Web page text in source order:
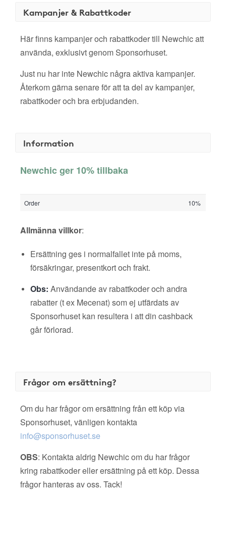
Kampanjer & Rabattkoder
Här finns kampanjer och rabattkoder till Newchic att
använda, exklusivt genom Sponsorhuset.
Just nu har inte Newchic några aktiva kampanjer.
Återkom gärna senare för att ta del av kampanjer,
rabattkoder och bra erbjudanden.
Information
Newchic ger 10% tillbaka
Order 10%
Allmänna villkor:
Ersättning ges i normalfallet inte på moms,
försäkringar, presentkort och frakt.
Obs: Användande av rabattkoder och andra
rabatter (t ex Mecenat) som ej utfärdats av
Sponsorhuset kan resultera i att din cashback
går förlorad.
Frågor om ersättning?
Om du har frågor om ersättning från ett köp via
Sponsorhuset, vänligen kontakta
info@sponsorhuset.se
OBS: Kontakta aldrig Newchic om du har frågor
kring rabattkoder eller ersättning på ett köp. Dessa
frågor hanteras av oss. Tack!